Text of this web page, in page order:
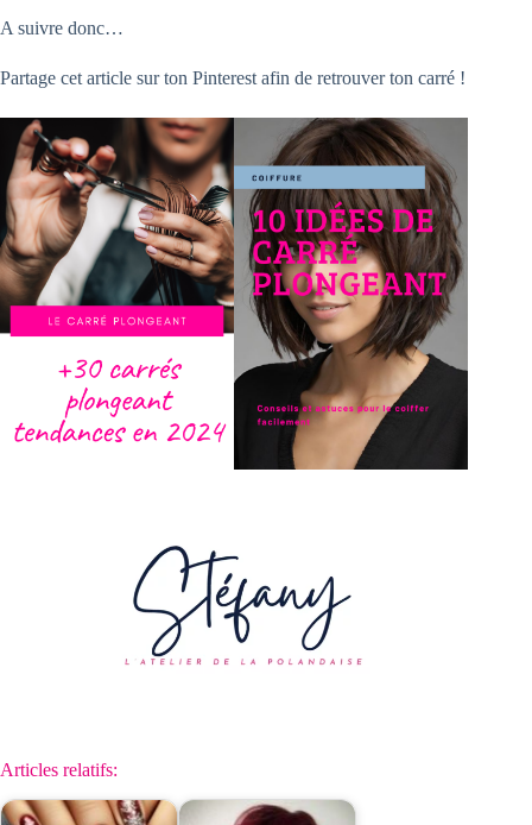
A suivre donc…
Partage cet article sur ton Pinterest afin de retrouver ton carré !
Articles relatifs: